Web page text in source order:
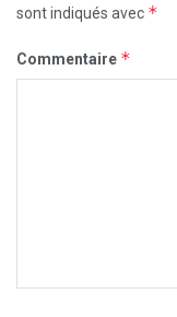
sont indiqués avec *
Commentaire *